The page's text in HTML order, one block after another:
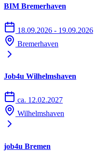
Adresse: Messestraße,
Bei Einfahrt auf das
Kennzeichenerkennung vor
Schranke automatisch.
Eingang Nord (Kongress- und
der Messestraße
BIM Bremerhaven
18.09.2026 - 19.09.2026
Bremerhaven
Job4u Wilhelmshaven
ca. 12.02.2027
Wilhelmshaven
job4u Bremen